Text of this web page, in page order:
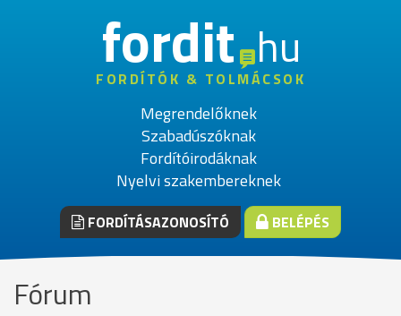
fordithu
FORDÍTÓK & TOLMÁCSOK
Megrendelőknek
Szabadúszóknak
Fordítóirodáknak
Nyelvi szakembereknek
FORDÍTÁSAZONOSÍTÓ BELÉPÉS
Fórum